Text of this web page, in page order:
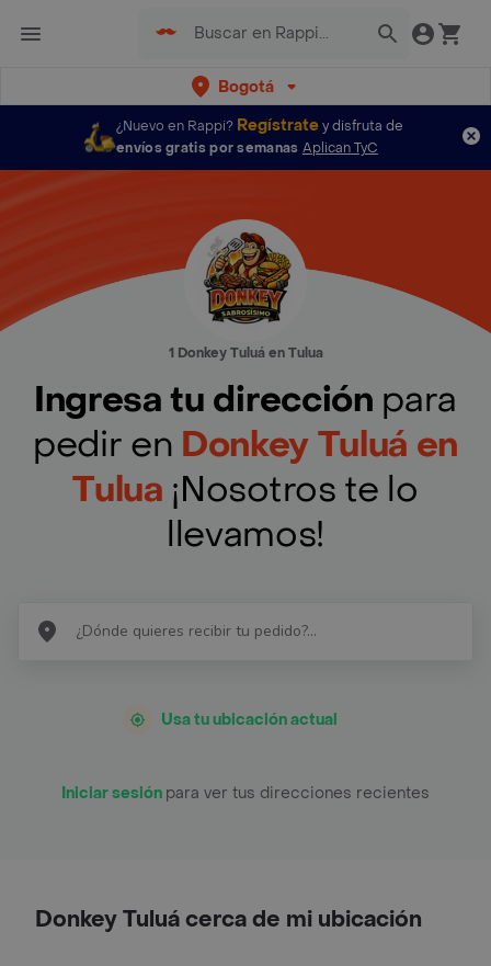
Bogotá
¿Nuevo en Rappi? Regístratey disfruta de
envíos gratis por semanas Aplican TyC
1 Donkey Tuluá en Tulua
Ingresa tu dirección para
pedir en Donkey Tuluá en
Tulua ¡Nosotros te lo
llevamos!
Usa tu ubicación actual
Iniciar sesión para ver tus direcciones recientes
Donkey Tuluá cerca de mi ubicación